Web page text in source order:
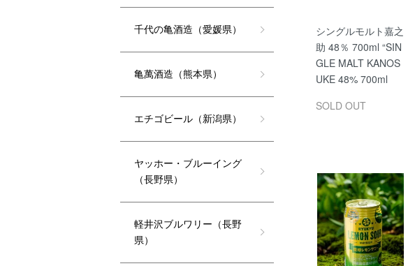
シングルモルト嘉之
助 48％ 700ml “SIN
GLE MALT KANOS
UKE 48% 700ml
SOLD OUT
千代の亀酒造（愛媛県）
亀萬酒造（熊本県）
エチゴビール（新潟県）
ヤッホー・ブルーイング
（長野県）
軽井沢ブルワリー（長野
県）